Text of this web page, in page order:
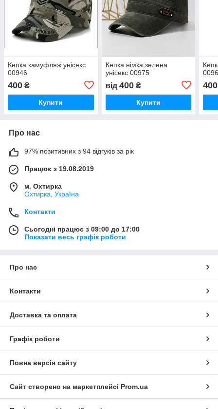
Кепка камуфляж унісекс
00946
400 ₴
Купити
Кепка німка зелена
унісекс 00975
від 400₴
Купити
400
Про нас
97% позитивних з 94 відгуків за рік
Працює з 19.08.2019
м. Охтирка
Охтирка, Україна
Контакти
Сьогодні працює з 09:00 до 17:00
Показати весь графік роботи
Про нас
Контакти
Доставка та оплата
Графік роботи
Повна версія сайту
Сайт створено на маркетплейсі Prom.ua